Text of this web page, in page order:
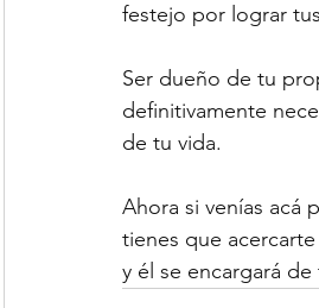
festejo por lograr
Ser dueño de tu
definitivamente
de tu vida.
Ahora si venías acá
tienes que
y él se encargará